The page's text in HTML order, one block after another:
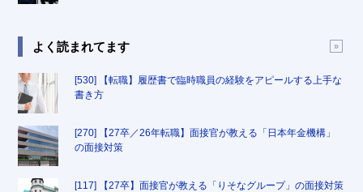
よく読まれてます
[530] 【転職】履歴書で臨時職員の経験をアピールする上手な
書き方
[270] 【27卒／26年転職】面接官が教える「日本年金機構」
の面接対策
[117] 【27卒】面接官が教える「りそなグループ」の面接対策